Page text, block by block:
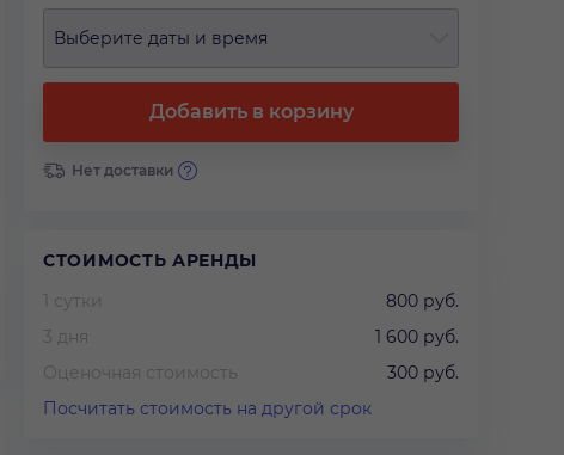
Выберите даты и время
Добавить в корзину
Нет доставки
СТОИМОСТЬ АРЕНДЫ
1 сутки
800 руб.
3 дня
1 600 руб.
Оценочная стоимость
300 руб.
Посчитать стоимость на другой срок